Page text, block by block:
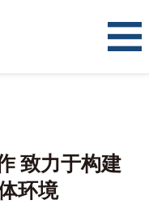
致力于构建
环境